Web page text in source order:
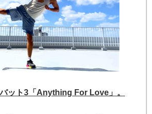
ット3「Anything For Love」。